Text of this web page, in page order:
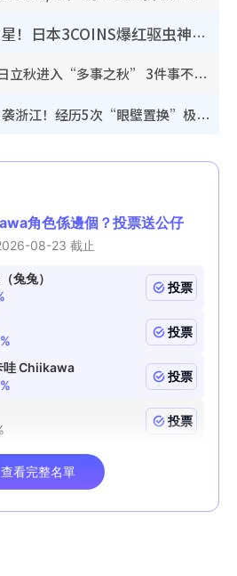
怕虫人士夏季救星！日本3COINS爆红驱虫神器$45起 1招“全程免触碰”轻松搞定小强
立秋2026｜8月7日立秋进入“多事之秋” 3件事不可做！专家教6招开运 清杂物／钱包纳气接好运
台风白海豚料周日袭浙江！经历5次“眼壁置换”极罕见 成登陆内地最长途台风